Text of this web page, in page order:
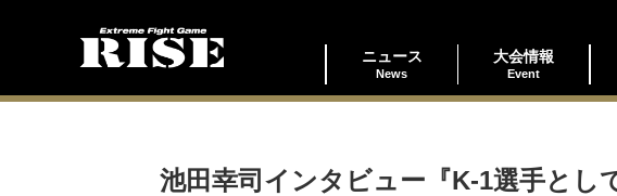
ニュース
News
大会情報
Event
池田幸司インタビュー『K-1選手とし